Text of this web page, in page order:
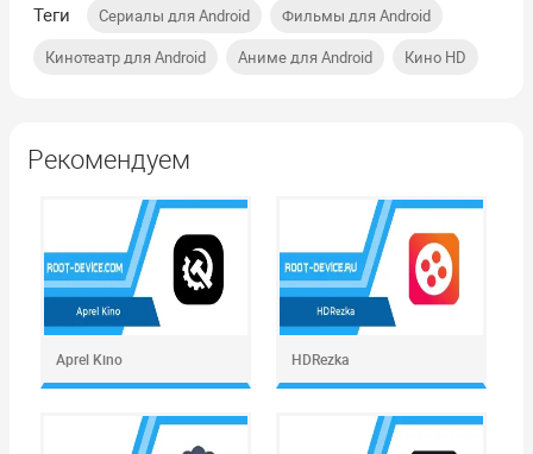
Теги Сериалы для Android Фильмы для Android
Кинотеатр для Android Аниме для Android Кино HD
Рекомендуем
Aprel Kino HDRezka